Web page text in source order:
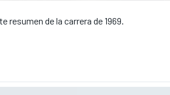
resumen de la carrera de 1969.